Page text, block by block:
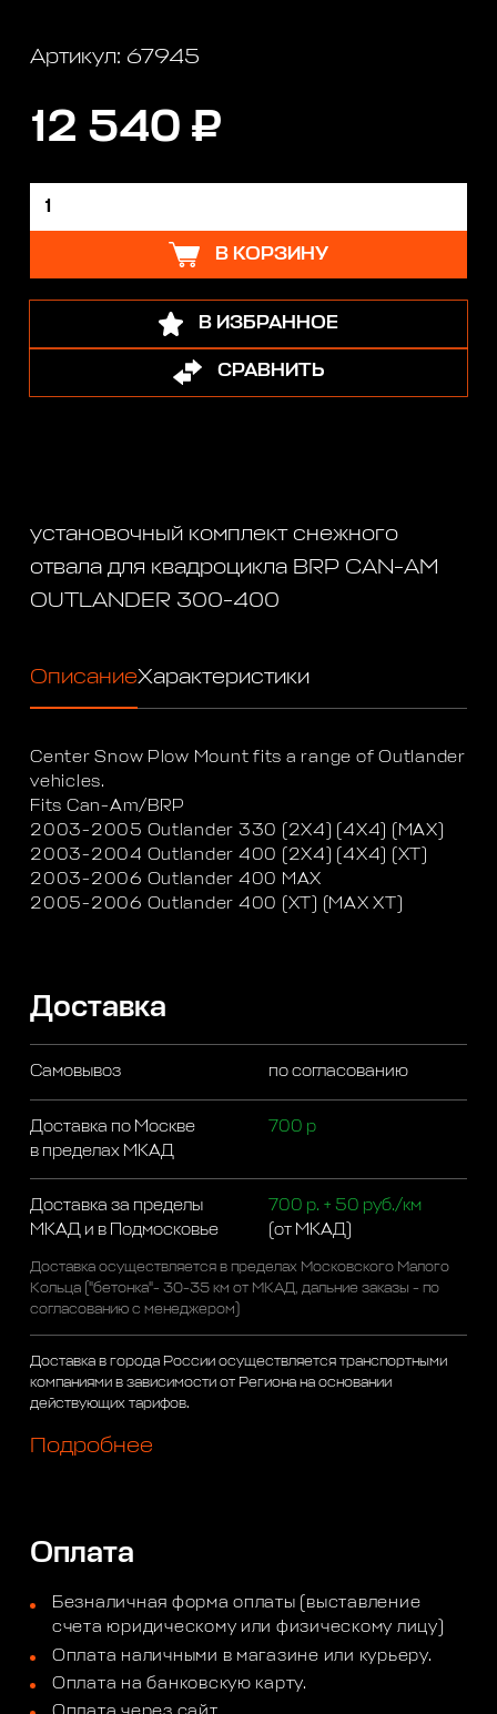
Артикул: 67945
12 540 ₽
В КОРЗИНУ
В ИЗБРАННОЕ
СРАВНИТЬ
установочный комплект снежного
отвала для квадроцикла BRP CAN-AM
OUTLANDER 300-400
ОписаниеХарактеристики
Center Snow Plow Mount fits a range of Outlander
vehicles.
Fits Can-Am/BRP
2003-2005 Outlander 330 (2X4) (4X4) (MAX)
2003-2004 Outlander 400 (2X4) (4X4) (XT)
2003-2006 Outlander 400 MAX
2005-2006 Outlander 400 (XT) (MAX XT)
Доставка
Самовывоз по согласованию
Доставка по Москве
в пределах МКАД
700 р
Доставка за пределы
МКАД и в Подмосковье
700 р. + 50 руб./км
(от МКАД)
Доставка осуществляется в пределах Московского Малого
Кольца ("бетонка"- 30-35 км от МКАД, дальние заказы - по
согласованию с менеджером)
Доставка в города России осуществляется транспортными
компаниями в зависимости от Региона на основании
действующих тарифов.
Подробнее
Оплата
Безналичная форма оплаты (выставление
счета юридическому или физическому лицу)
Оплата наличными в магазине или курьеру.
Оплата на банковскую карту.